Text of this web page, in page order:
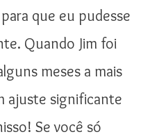
que eu pudesse
Quando Jim foi
meses a mais
ajuste significante
Se você só